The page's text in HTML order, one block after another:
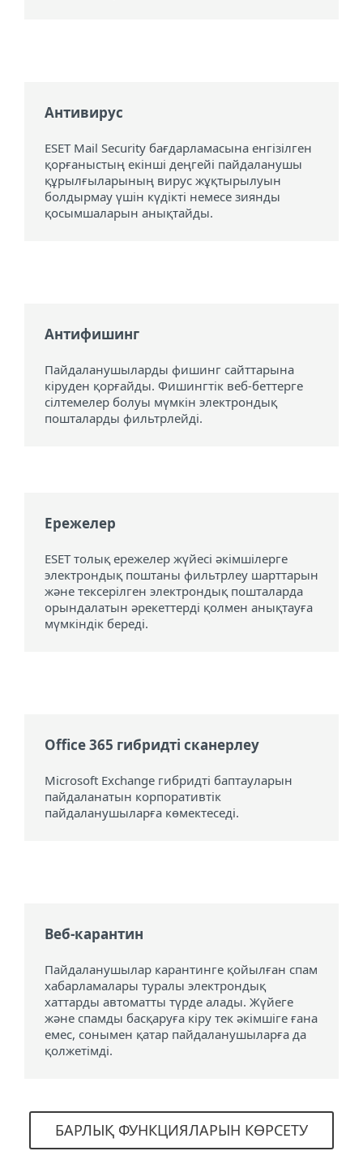
Антивирус
ESET Mail Security бағдарламасына енгізілген
қорғаныстың екінші деңгейі пайдаланушы
құрылғыларының вирус жұқтырылуын
болдырмау үшін күдікті немесе зиянды
қосымшаларын анықтайды.
Антифишинг
Пайдаланушыларды фишинг сайттарына
кіруден қорғайды. Фишингтік веб-беттерге
сілтемелер болуы мүмкін электрондық
пошталарды фильтрлейді.
Ережелер
ESET толық ережелер жүйесі әкімшілерге
электрондық поштаны фильтрлеу шарттарын
және тексерілген электрондық пошталарда
орындалатын әрекеттерді қолмен анықтауға
мүмкіндік береді.
Office 365 гибридті сканерлеу
Microsoft Exchange гибридті баптауларын
пайдаланатын корпоративтік
пайдаланушыларға көмектеседі.
Веб-карантин
Пайдаланушылар карантинге қойылған спам
хабарламалары туралы электрондық
хаттарды автоматты түрде алады. Жүйеге
және спамды басқаруға кіру тек әкімшіге ғана
емес, сонымен қатар пайдаланушыларға да
қолжетімді.
БАРЛЫҚ ФУНКЦИЯЛАРЫН КӨРСЕТУ